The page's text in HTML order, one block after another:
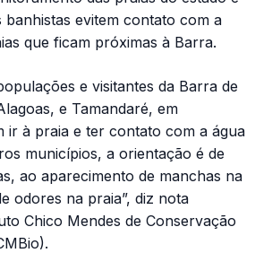
banhistas evitem contato com a
que ficam próximas à Barra.
e visitantes da Barra de
e Tamandaré, em
ir à praia e ter contato com a água
municípios, a orientação é de
ao aparecimento de manchas na
odores na praia”, diz nota
Chico Mendes de Conservação